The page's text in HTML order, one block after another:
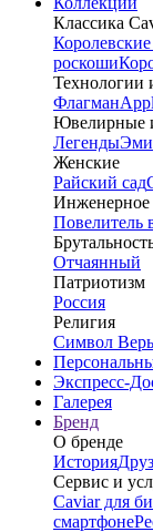
Классика
Королевские
роскоши
Технологии
Флагман
Ювелирные
Легенды
Женские
Райский сад
Инженерное
Повелитель
Отчаянный
Патриотизм
Россия
Религия
Символ
Экспресс-
Галерея
Бренд
О бренде
История
Сервис и
Caviar для
смартфоне